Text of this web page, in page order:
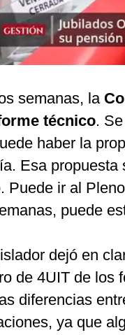
semanas, la
técnico.
haber la
Esa propuesta
Puede ir al
puede
dejó en
de 4UIT de los
diferencias
ya que